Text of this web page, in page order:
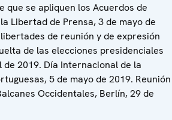
que se apliquen los Acuerdos de
Libertad de Prensa, 3 de mayo de
de reunión y de expresión
de las elecciones presidenciales
2019. Día Internacional de la
5 de mayo de 2019. Reunión
Occidentales, Berlín, 29 de